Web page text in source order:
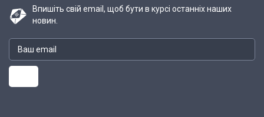
Впишіть свій email, щоб бути в курсі останніх наших
новин.